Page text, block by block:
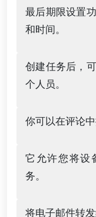
最后期限设置
和时间。
创建任务后，
个人员。
你可以在评论
它允许您将设
务。
将电子邮件转